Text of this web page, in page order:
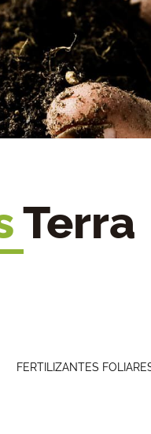
Terra
FERTILIZANTES